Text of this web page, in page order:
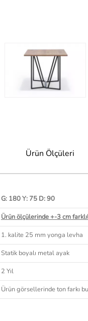
Ürün Ölçüleri
G: 180 Y: 75 D: 90
Ürün ölçülerinde +-3 cm
1. kalite 25 mm yonga levha
Statik boyalı metal ayak
2 Yıl
Ürün görsellerinde ton farkı